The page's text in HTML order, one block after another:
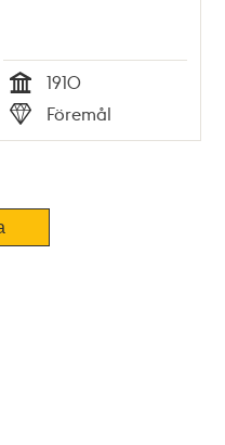
Tid
1910
Typ
Föremål